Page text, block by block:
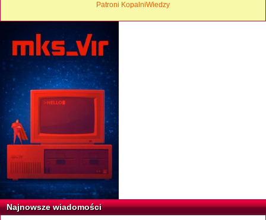
Patroni KopalniWiedzy
Najnowsze wiadomości